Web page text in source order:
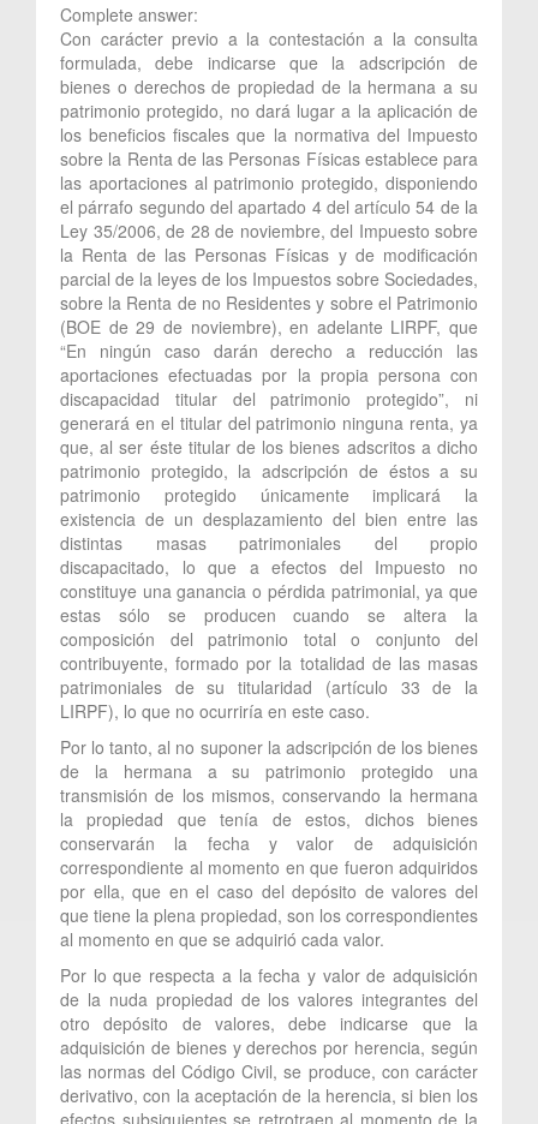
Complete answer:
Con carácter previo a la contestación a la consulta
formulada, debe indicarse que la adscripción de
bienes o derechos de propiedad de la hermana a su
patrimonio protegido, no dará lugar a la aplicación de
los beneficios fiscales que la normativa del Impuesto
sobre la Renta de las Personas Físicas establece para
las aportaciones al patrimonio protegido, disponiendo
el párrafo segundo del apartado 4 del artículo 54 de la
Ley 35/2006, de 28 de noviembre, del Impuesto sobre
la Renta de las Personas Físicas y de modificación
parcial de la leyes de los Impuestos sobre Sociedades,
sobre la Renta de no Residentes y sobre el Patrimonio
(BOE de 29 de noviembre), en adelante LIRPF, que
“En ningún caso darán derecho a reducción las
aportaciones efectuadas por la propia persona con
discapacidad titular del patrimonio protegido”, ni
generará en el titular del patrimonio ninguna renta, ya
que, al ser éste titular de los bienes adscritos a dicho
patrimonio protegido, la adscripción de éstos a su
patrimonio protegido únicamente implicará la
existencia de un desplazamiento del bien entre las
distintas masas patrimoniales del propio
discapacitado, lo que a efectos del Impuesto no
constituye una ganancia o pérdida patrimonial, ya que
estas sólo se producen cuando se altera la
composición del patrimonio total o conjunto del
contribuyente, formado por la totalidad de las masas
patrimoniales de su titularidad (artículo 33 de la
LIRPF), lo que no ocurriría en este caso.
Por lo tanto, al no suponer la adscripción de los bienes
de la hermana a su patrimonio protegido una
transmisión de los mismos, conservando la hermana
la propiedad que tenía de estos, dichos bienes
conservarán la fecha y valor de adquisición
correspondiente al momento en que fueron adquiridos
por ella, que en el caso del depósito de valores del
que tiene la plena propiedad, son los correspondientes
al momento en que se adquirió cada valor.
Por lo que respecta a la fecha y valor de adquisición
de la nuda propiedad de los valores integrantes del
otro depósito de valores, debe indicarse que la
adquisición de bienes y derechos por herencia, según
las normas del Código Civil, se produce, con carácter
derivativo, con la aceptación de la herencia, si bien los
efectos subsiguientes se retrotraen al momento de la